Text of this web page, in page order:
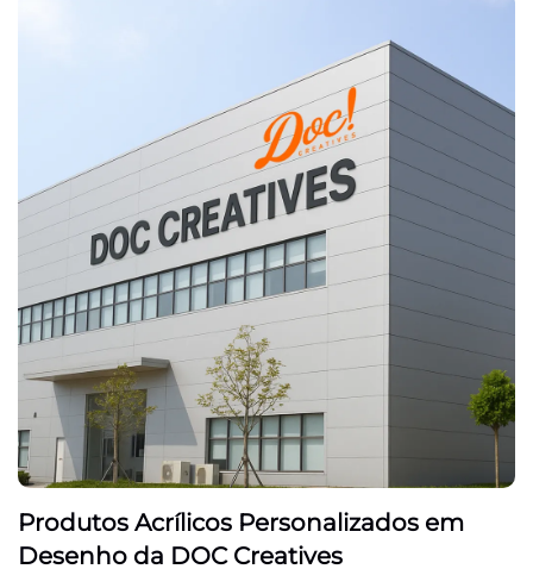
Produtos Acrílicos Personalizados em
Desenho da DOC Creatives